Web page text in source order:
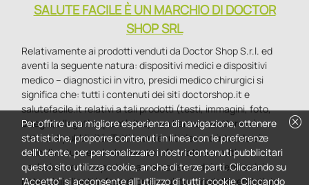
SALUTE FACILE È UN MARCHIO DI DOCTOR
SHOP SRL
Relativamente ai prodotti venduti da Doctor Shop S.r.l. ed
aventi la seguente natura: dispositivi medici e dispositivi
medico – diagnostici in vitro, presidi medico chirurgici si
significa che: tutti i contenuti dei siti doctorshop.it e
salutefacile.it relativi a tali prodotti (testi, immagini, foto,
disegni, allegati e quant’altro) non hanno carattere né
natura di pubblicità. Tutti i contenuti devono intendersi e
sono di natura esclusivamente informativa e volti
esclusivamente a portare a conoscenza dei clienti e dei
potenziali clienti in fase di preacquisto i prodotti venduti da
cancel
Per offrire una migliore esperienza di navigazione, ottenere
statistiche, proporre contenuti in linea con le preferenze
dell'utente, per personalizzare i nostri contenuti pubblicitari
questo sito utilizza cookie, anche di terze parti. Cliccando su
“Accetto” si acconsente all'utilizzo di tutti i cookie. Cliccando